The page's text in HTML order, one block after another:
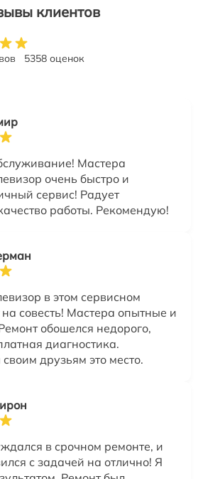
клиентов
5358 оценок
Мастера
очень быстро и
сервис! Радует
работы. Рекомендую!
в этом сервисном
совесть! Мастера опытные и
обошелся недорого,
диагностика.
друзьям это место.
в срочном ремонте, и
с задачей на отлично! Я